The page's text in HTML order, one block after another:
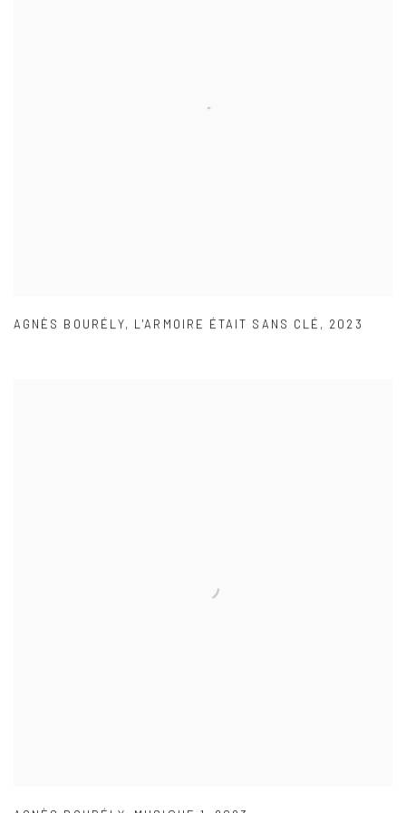
AGNÈS BOURÉLY, L'ARMOIRE ÉTAIT SANS CLÉ , 2023